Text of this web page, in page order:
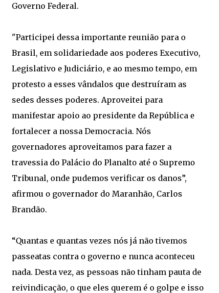
Governo Federal.
"Participei dessa importante reunião para o
Brasil, em solidariedade aos poderes Executivo,
Legislativo e Judiciário, e ao mesmo tempo, em
protesto a esses vândalos que destruíram as
sedes desses poderes. Aproveitei para
manifestar apoio ao presidente da República e
fortalecer a nossa Democracia. Nós
governadores aproveitamos para fazer a
travessia do Palácio do Planalto até o Supremo
Tribunal, onde pudemos verificar os danos”,
afirmou o governador do Maranhão, Carlos
Brandão.
“Quantas e quantas vezes nós já não tivemos
passeatas contra o governo e nunca aconteceu
nada. Desta vez, as pessoas não tinham pauta de
reivindicação, o que eles querem é o golpe e isso